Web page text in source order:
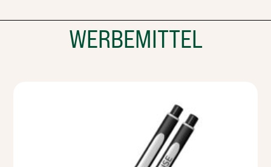
WERBEMITTEL